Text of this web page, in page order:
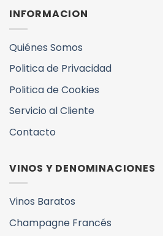
INFORMACION
Quiénes Somos
Politica de Privacidad
Politica de Cookies
Servicio al Cliente
Contacto
VINOS Y DENOMINACIONES
Vinos Baratos
Champagne Francés